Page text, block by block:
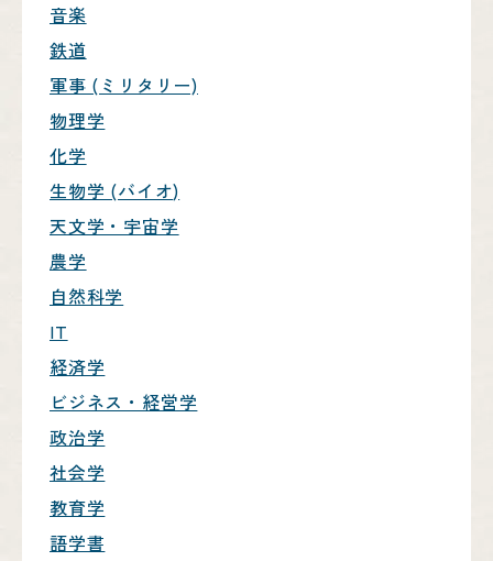
音楽
鉄道
軍事 (ミリタリー)
物理学
化学
生物学 (バイオ)
天文学・宇宙学
農学
自然科学
IT
経済学
ビジネス・経営学
政治学
社会学
教育学
語学書